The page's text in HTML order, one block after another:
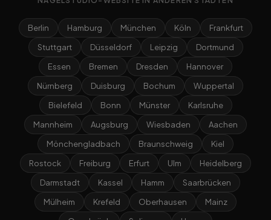
Berlin Hamburg München Köln
Frankfurt
Stuttgart
Düsseldorf Leipzig
Dortmund
Essen
Bremen Dresden
Hannover
Nürnberg
Duisburg Bochum
Wuppertal
Bielefeld
Bonn Münster
Karlsruhe
Mannheim
Augsburg Wiesbaden
Aachen
Mönchengladbach
Braunschweig
Kiel
Rostock
Freiburg Erfurt Ulm
Heidelberg
Darmstadt
Kassel Hamm
Saarbrücken
Mülheim
Krefeld Oberhausen
Mainz